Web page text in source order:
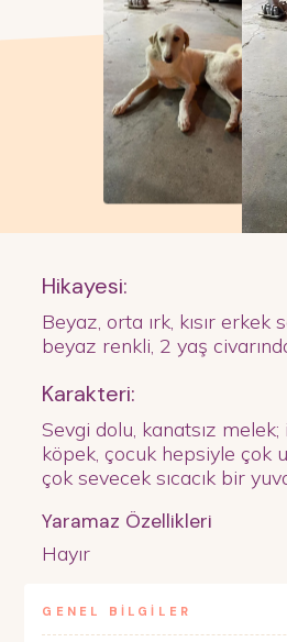
Hikayesi:
Beyaz, orta ırk, kısır erkek
beyaz renkli, 2 yaş
Karakteri:
Sevgi dolu, kanatsız melek;
köpek, çocuk hepsiyle çok
çok sevecek sıcacık bir
Yaramaz Özellikleri
Hayır
GENEL BİLGİLER